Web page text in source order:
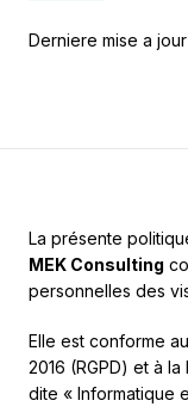
Derniere mise a jour
La présente
MEK Consulting
personnelles des
Elle est conforme
2016 (RGPD) et à
dite « Informatique